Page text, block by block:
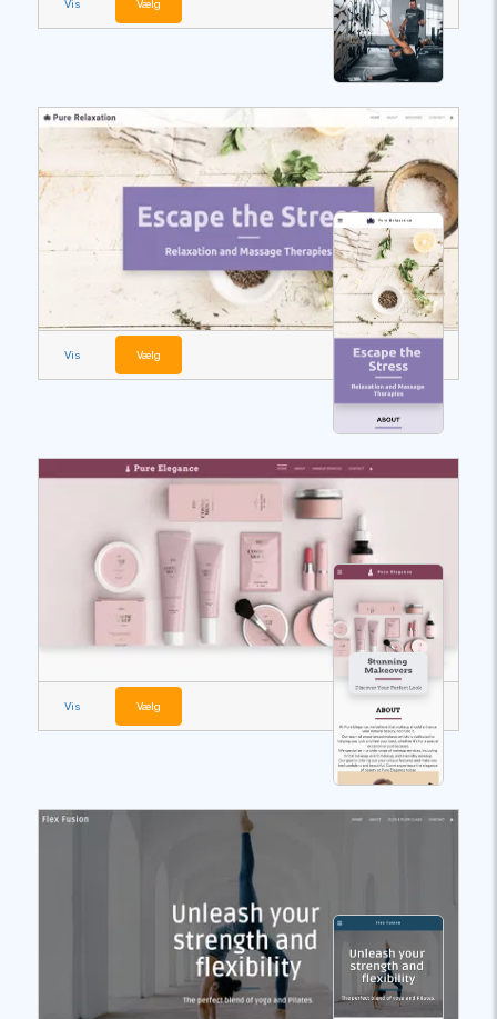
Vis Vælg
Vis Vælg
Vis Vælg